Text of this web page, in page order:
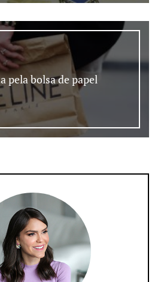
pela bolsa de papel